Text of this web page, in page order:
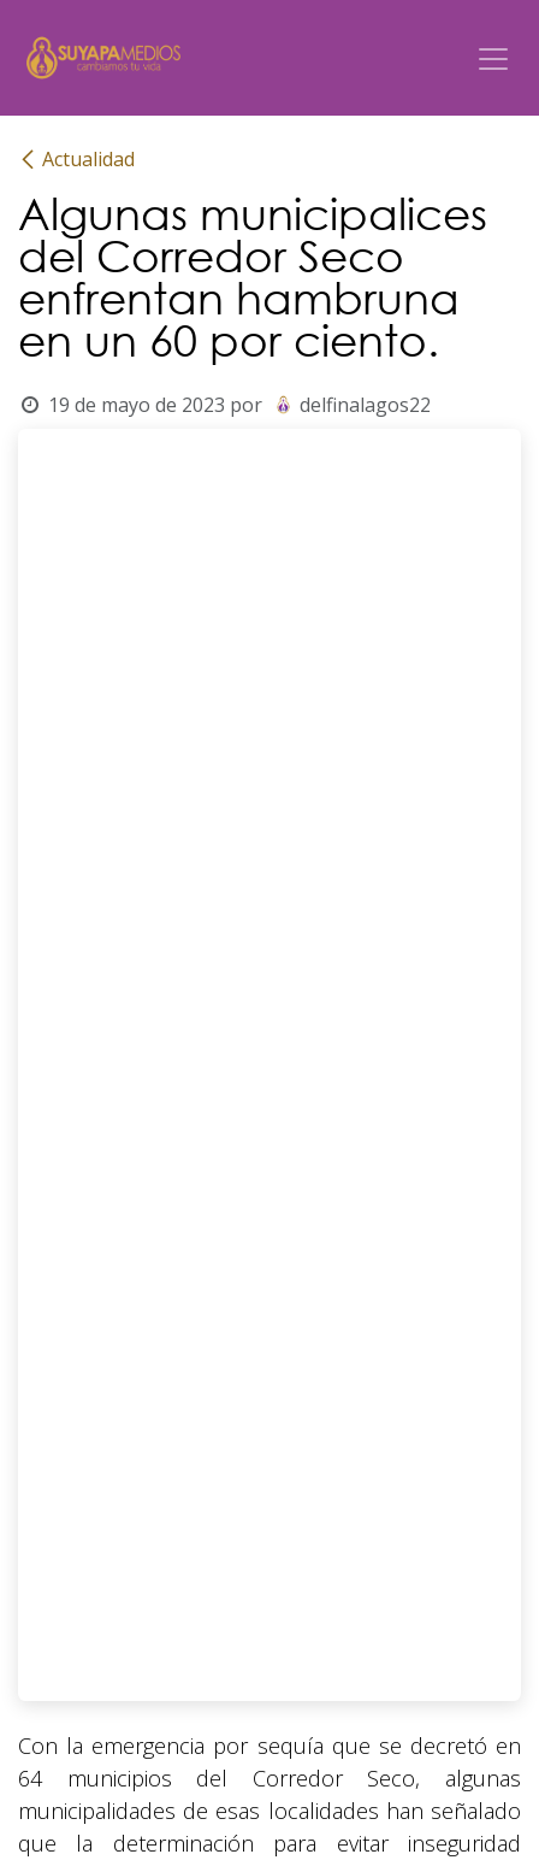
Actualidad
Algunas municipalices
del Corredor Seco
enfrentan hambruna
en un 60 por ciento.
19 de mayo de 2023 por delfinalagos22
Con la emergencia por sequía que se decretó en
64 municipios del Corredor Seco, algunas
municipalidades de esas localidades han señalado
que la determinación para evitar inseguridad